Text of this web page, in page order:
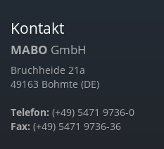
Kontakt
MABO GmbH
Bruchheide 21a
49163 Bohmte (DE)
Telefon: (+49) 5471 9736-0
Fax: (+49) 5471 9736-36